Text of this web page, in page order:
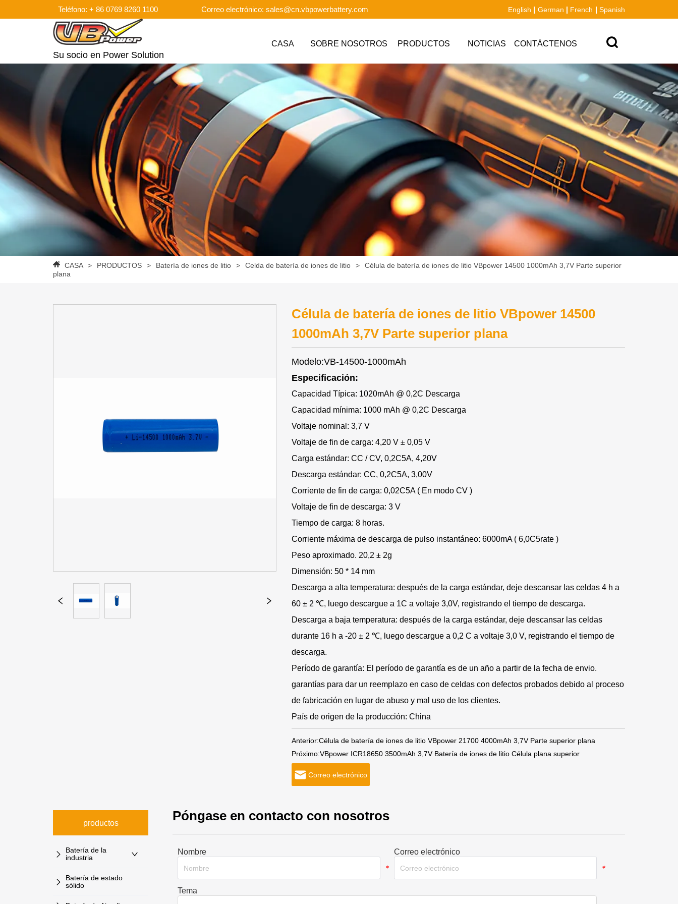
Teléfono: + 86 0769 8260 1100 Correo electrónico: sales@cn.vbpowerbattery.com English German French Spanish
Su socio en Power Solution
CASA SOBRE NOSOTROS PRODUCTOS NOTICIAS CONTÁCTENOS
CASA > PRODUCTOS > Batería de iones de litio > Celda de batería de iones de litio >
Célula de batería de iones de litio VBpower 14500 1000mAh 3,7V Parte superior
plana
Célula de batería de iones de litio VBpower 14500
1000mAh 3,7V Parte superior plana
Modelo:VB-14500-1000mAh
Especificación:
Capacidad Típica: 1020mAh @ 0,2C Descarga
Capacidad mínima: 1000 mAh @ 0,2C Descarga
Voltaje nominal: 3,7 V
Voltaje de fin de carga: 4,20 V ± 0,05 V
Carga estándar: CC / CV, 0,2C5A, 4,20V
Descarga estándar: CC, 0,2C5A, 3,00V
Corriente de fin de carga: 0,02C5A ( En modo CV )
Voltaje de fin de descarga: 3 V
Tiempo de carga: 8 horas.
Corriente máxima de descarga de pulso instantáneo: 6000mA ( 6,0C5rate )
Peso aproximado. 20,2 ± 2g
Dimensión: 50 * 14 mm
Descarga a alta temperatura: después de la carga estándar, deje descansar las celdas 4 h a
60 ± 2 ℃, luego descargue a 1C a voltaje 3,0V, registrando el tiempo de descarga.
Descarga a baja temperatura: después de la carga estándar, deje descansar las celdas
durante 16 h a -20 ± 2 ℃, luego descargue a 0,2 C a voltaje 3,0 V, registrando el tiempo de
descarga.
Período de garantía: El período de garantía es de un año a partir de la fecha de envio.
garantías para dar un reemplazo en caso de celdas con defectos probados debido al proceso
de fabricación en lugar de abuso y mal uso de los clientes.
País de origen de la producción: China
Anterior:Célula de batería de iones de litio VBpower 21700 4000mAh 3,7V Parte superior plana
Próximo:VBpower ICR18650 3500mAh 3,7V Batería de iones de litio Célula plana superior
Correo electrónico
productos
Batería de la
industria
Batería de estado
sólido
Póngase en contacto con nosotros
Nombre
*
Correo electrónico
*
Tema